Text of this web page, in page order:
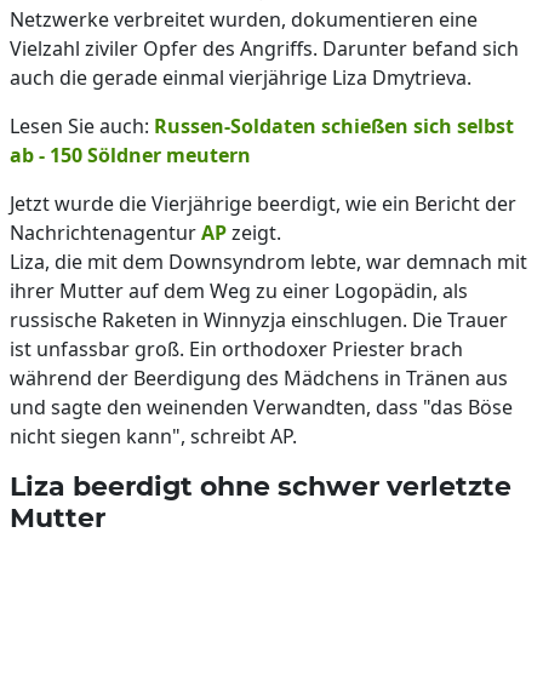
Netzwerke verbreitet wurden, dokumentieren eine
Vielzahl ziviler Opfer des Angriffs. Darunter befand sich
auch die gerade einmal vierjährige Liza Dmytrieva.
Lesen Sie auch: Russen-Soldaten schießen sich selbst
ab - 150 Söldner meutern
Jetzt wurde die Vierjährige beerdigt, wie ein Bericht der
NachrichtenagenturAPzeigt.
Liza, die mit dem Downsyndrom lebte, war demnach mit
ihrer Mutter auf dem Weg zu einer Logopädin, als
russische Raketen in Winnyzja einschlugen. Die Trauer
ist unfassbar groß. Ein orthodoxer Priester brach
während der Beerdigung des Mädchens in Tränen aus
und sagte den weinenden Verwandten, dass "das Böse
nicht siegen kann", schreibt AP.
Liza beerdigt ohne schwer verletzte
Mutter